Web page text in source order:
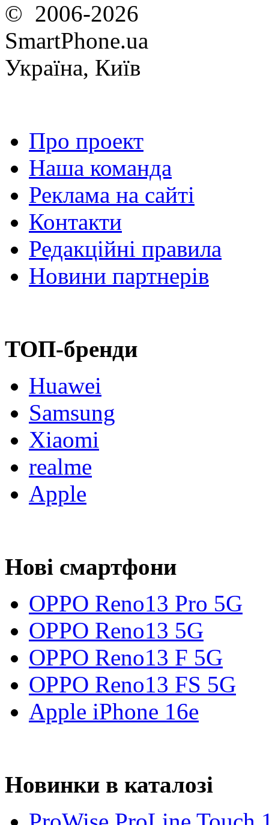
© 2006-2026
SmartPhone.ua
Україна, Київ
Про проект
Наша команда
Реклама на сайті
Контакти
Редакційні правила
Новини партнерів
ТОП-бренди
Huawei
Samsung
Xiaomi
realme
Apple
Нові смартфони
OPPO Reno13 Pro 5G
OPPO Reno13 5G
OPPO Reno13 F 5G
OPPO Reno13 FS 5G
Apple iPhone 16e
Новинки в каталозі